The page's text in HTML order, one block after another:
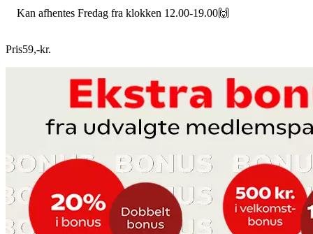
Kan afhentes Fredag fra klokken 12.00-19.00🙌
Pris59,-kr.